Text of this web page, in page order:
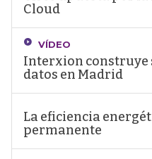
Cloud
VÍDEO
Interxion construye
datos en Madrid
La eficiencia
permanente